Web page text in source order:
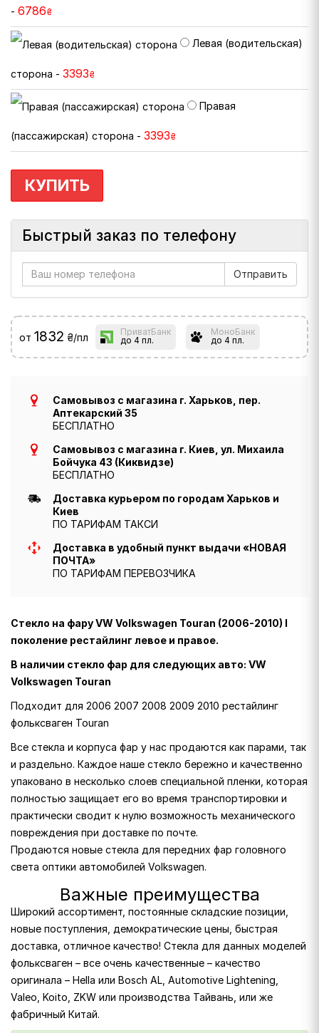
- 6786₴
Левая (водительская)
сторона - 3393₴
Правая
(пассажирская) сторона - 3393₴
КУПИТЬ
Быстрый заказ по телефону
от 1832 ₴/пл
ПриватБанк
до 4 пл.
МоноБанк
до 4 пл.
Самовывоз с магазина г. Харьков, пер.
Аптекарский 35
БЕСПЛАТНО
Самовывоз с магазина г. Киев, ул. Михаила
Бойчука 43 (Киквидзе)
БЕСПЛАТНО
Доставка курьером по городам Харьков и
Киев
ПО ТАРИФАМ ТАКСИ
Доставка в удобный пункт выдачи «НОВАЯ
ПОЧТА»
ПО ТАРИФАМ ПЕРЕВОЗЧИКА
Стекло на фару VW Volkswagen Touran (2006-2010) I
поколение рестайлинг левое и правое.
В наличии стекло фар для следующих авто: VW
Volkswagen Touran
Подходит для 2006 2007 2008 2009 2010 рестайлинг
фольксваген Touran
Все стекла и корпуса фар у нас продаются как парами, так
и раздельно. Каждое наше стекло бережно и качественно
упаковано в несколько слоев специальной пленки, которая
полностью защищает его во время транспортировки и
практически сводит к нулю возможность механического
повреждения при доставке по почте.
Продаются новые стекла для передних фар головного
света оптики автомобилей Volkswagen.
Важные преимущества
Широкий ассортимент, постоянные складские позиции,
новые поступления, демократические цены, быстрая
доставка, отличное качество! Стекла для данных моделей
фольксваген – все очень качественные – качество
оригинала – Hella или Bosch AL, Automotive Lightening,
Valeo, Koito, ZKW или производства Тайвань, или же
фабричный Китай.